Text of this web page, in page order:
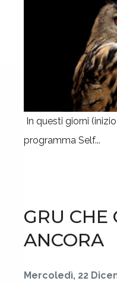
In questi giorni
programma Self...
GRU CHE
ANCORA
Mercoledì, 22